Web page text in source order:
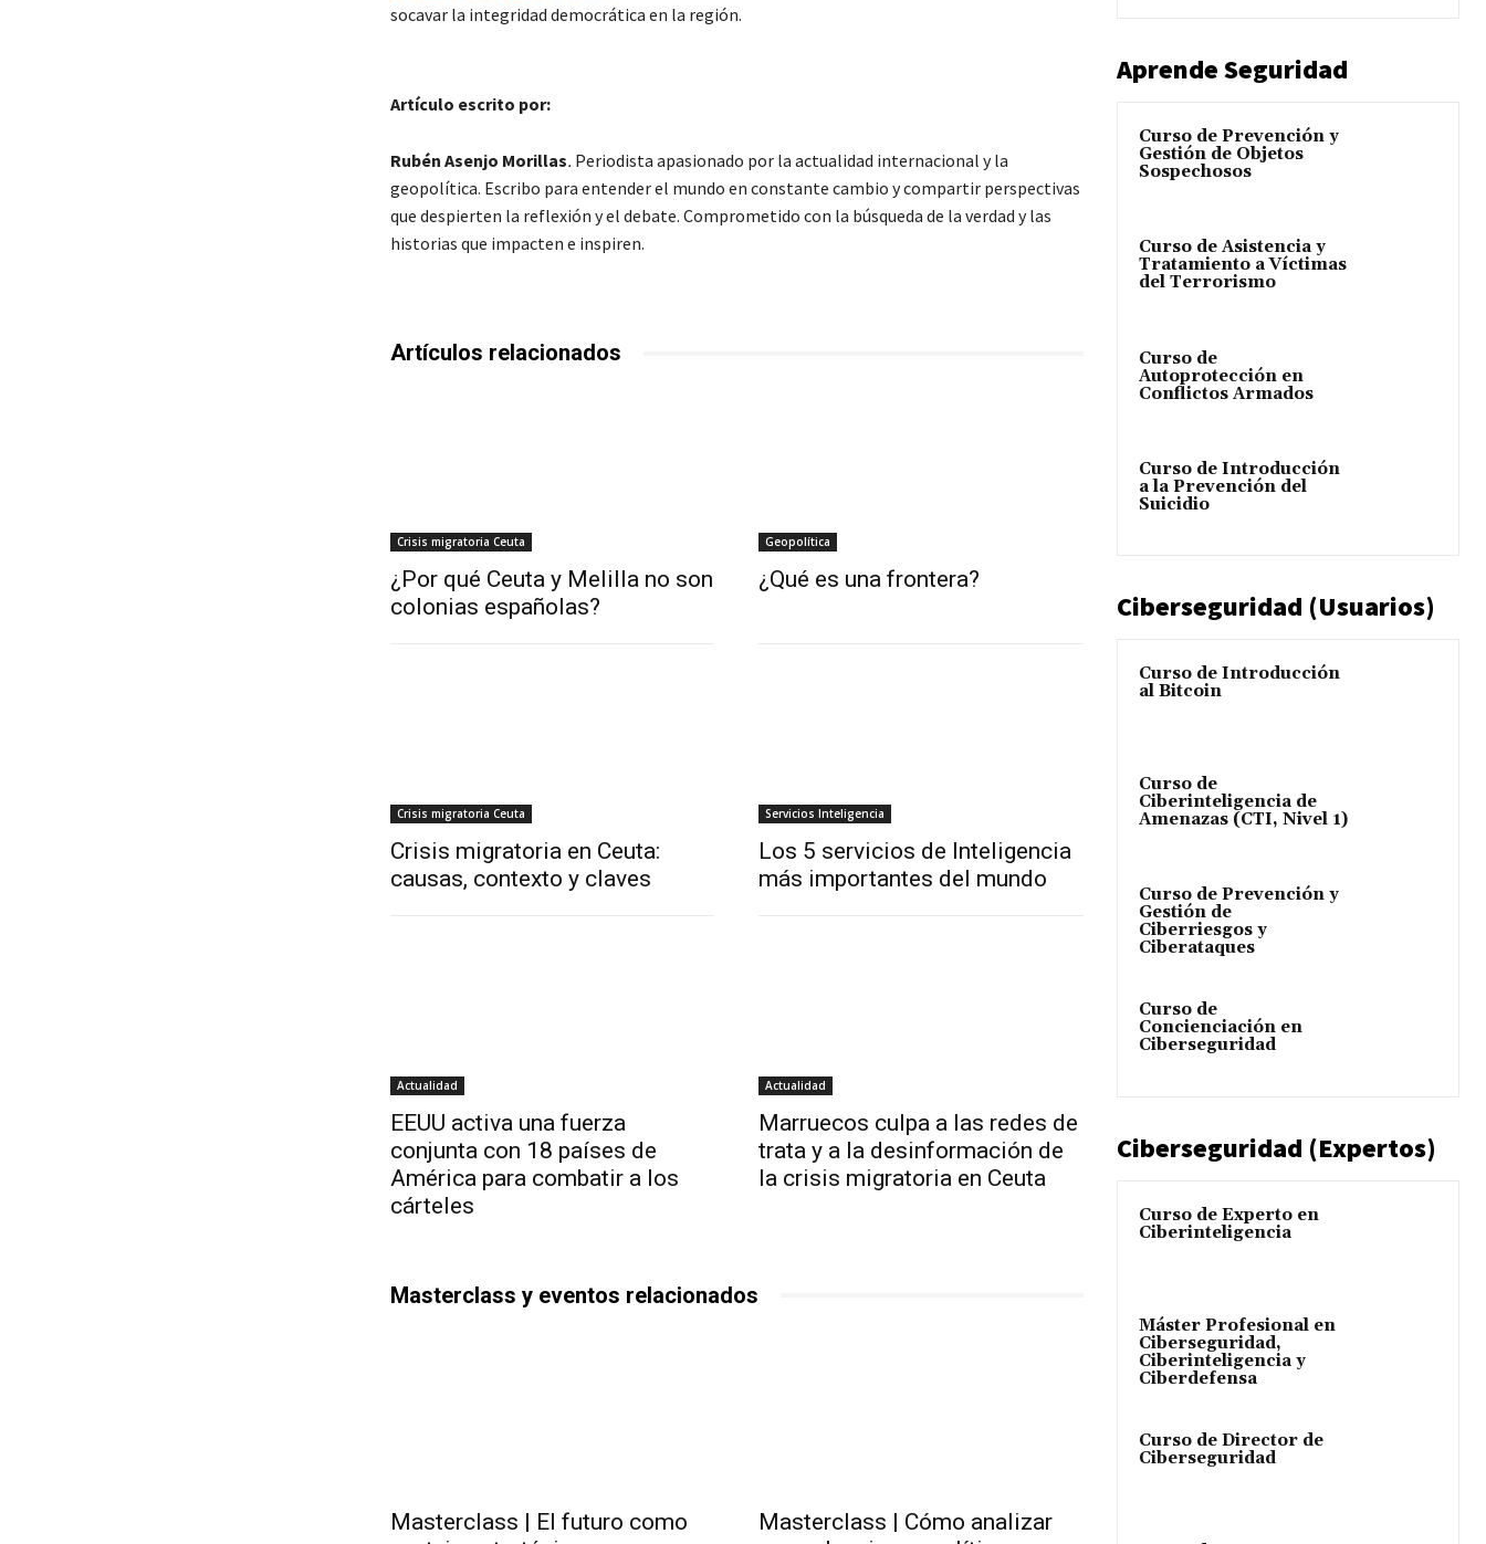
socavar la integridad democrática en la región.
Artículo escrito por:
Rubén Asenjo Morillas. Periodista apasionado por la actualidad internacional y la
geopolítica. Escribo para entender el mundo en constante cambio y compartir perspectivas
que despierten la reflexión y el debate. Comprometido con la búsqueda de la verdad y las
historias que impacten e inspiren.
Artículos relacionados
Crisis migratoria Ceuta
¿Por qué Ceuta y Melilla no son
colonias españolas?
Geopolítica
¿Qué es una frontera?
Crisis migratoria Ceuta
Crisis migratoria en Ceuta:
causas, contexto y claves
Servicios Inteligencia
Los 5 servicios de Inteligencia
más importantes del mundo
Actualidad
EEUU activa una fuerza
conjunta con 18 países de
América para combatir a los
cárteles
Actualidad
Marruecos culpa a las redes de
trata y a la desinformación de
la crisis migratoria en Ceuta
Masterclass y eventos relacionados
Masterclass | El futuro como
Masterclass | Cómo analizar
Aprende Seguridad
Curso de Prevención y
Gestión de Objetos
Sospechosos
Curso de Asistencia y
Tratamiento a Víctimas
del Terrorismo
Curso de
Autoprotección en
Conflictos Armados
Curso de Introducción
a la Prevención del
Suicidio
Ciberseguridad (Usuarios)
Curso de Introducción
al Bitcoin
Curso de
Ciberinteligencia de
Amenazas (CTI, Nivel 1)
Curso de Prevención y
Gestión de
Ciberriesgos y
Ciberataques
Curso de
Concienciación en
Ciberseguridad
Ciberseguridad (Expertos)
Curso de Experto en
Ciberinteligencia
Máster Profesional en
Ciberseguridad,
Ciberinteligencia y
Ciberdefensa
Curso de Director de
Ciberseguridad